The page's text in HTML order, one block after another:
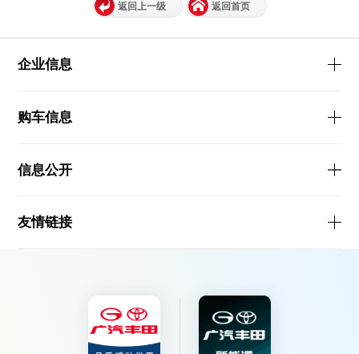
返回上一级 返回首页
企业信息
购车信息
信息公开
友情链接